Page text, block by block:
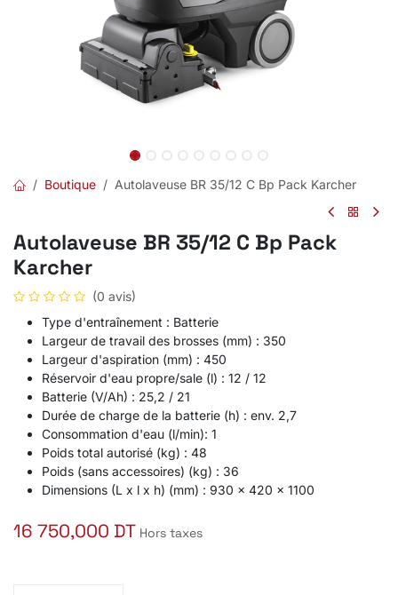
Boutique Autolaveuse BR 35/12 C Bp Pack Karcher
Autolaveuse BR 35/12 C Bp Pack
Karcher
(0 avis)
Type d'entraînement : Batterie
Largeur de travail des brosses (mm) : 350
Largeur d'aspiration (mm) : 450
Réservoir d'eau propre/sale (l) : 12 / 12
Batterie (V/Ah) : 25,2 / 21
Durée de charge de la batterie (h) : env. 2,7
Consommation d'eau (l/min): 1
Poids total autorisé (kg) : 48
Poids (sans accessoires) (kg) : 36
Dimensions (L x l x h) (mm) : 930 x 420 x 1100
16 750,000 DT Hors taxes